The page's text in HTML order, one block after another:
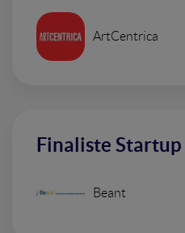
ArtCentrica
Finaliste
Beant